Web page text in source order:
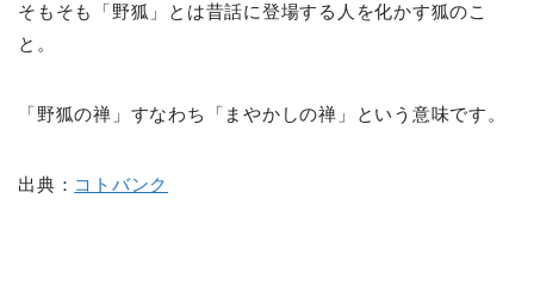
そもそも「野狐」とは昔話に登場する人を化かす狐のこ
と。
「野狐の禅」すなわち「まやかしの禅」という意味です。
出典： コトバンク